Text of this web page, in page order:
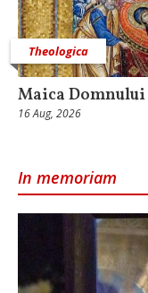
Theologica
Maica
16 Aug, 2026
In memoriam